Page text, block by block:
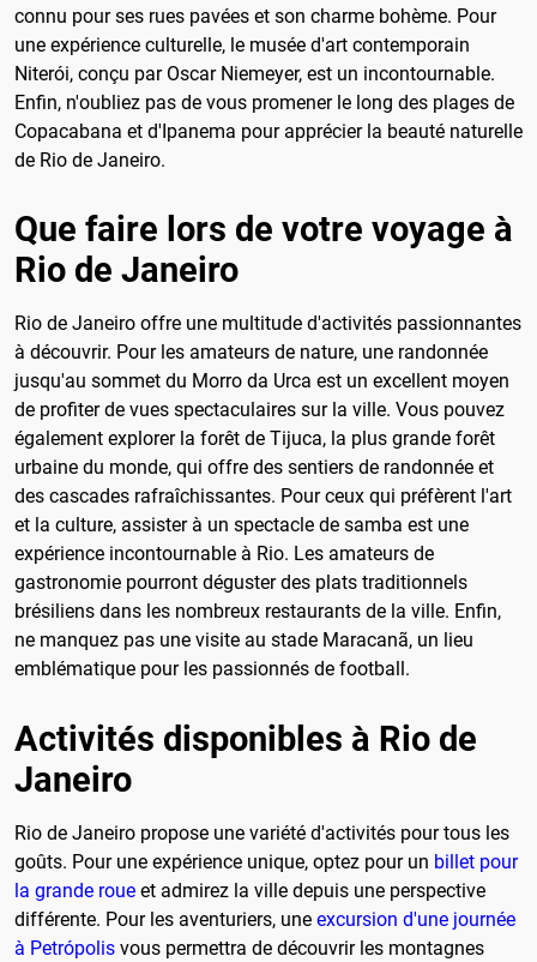
connu pour ses rues pavées et son charme bohème. Pour
une expérience culturelle, le musée d'art contemporain
Niterói, conçu par Oscar Niemeyer, est un incontournable.
Enfin, n'oubliez pas de vous promener le long des plages de
Copacabana et d'Ipanema pour apprécier la beauté naturelle
de Rio de Janeiro.
Que faire lors de votre voyage à
Rio de Janeiro
Rio de Janeiro offre une multitude d'activités passionnantes
à découvrir. Pour les amateurs de nature, une randonnée
jusqu'au sommet du Morro da Urca est un excellent moyen
de profiter de vues spectaculaires sur la ville. Vous pouvez
également explorer la forêt de Tijuca, la plus grande forêt
urbaine du monde, qui offre des sentiers de randonnée et
des cascades rafraîchissantes. Pour ceux qui préfèrent l'art
et la culture, assister à un spectacle de samba est une
expérience incontournable à Rio. Les amateurs de
gastronomie pourront déguster des plats traditionnels
brésiliens dans les nombreux restaurants de la ville. Enfin,
ne manquez pas une visite au stade Maracanã, un lieu
emblématique pour les passionnés de football.
Activités disponibles à Rio de
Janeiro
Rio de Janeiro propose une variété d'activités pour tous les
goûts. Pour une expérience unique, optez pour un billet pour
la grande roue et admirez la ville depuis une perspective
différente. Pour les aventuriers, une excursion d'une journée
à Petrópolis vous permettra de découvrir les montagnes